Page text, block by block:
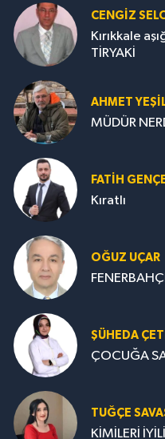
CENGİZ
Kırıkkale
TİRYAKİ
AHMET
MÜDÜR
FATIH
Kıratlı
OĞUZ UÇAR
ŞÜHEDA
ÇOCUĞA
TUĞÇE
KİMİLERİ